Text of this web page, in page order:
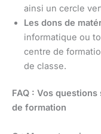
ainsi un cercle
Les dons de
informatique ou
centre de
de classe.
FAQ : Vos
de formation